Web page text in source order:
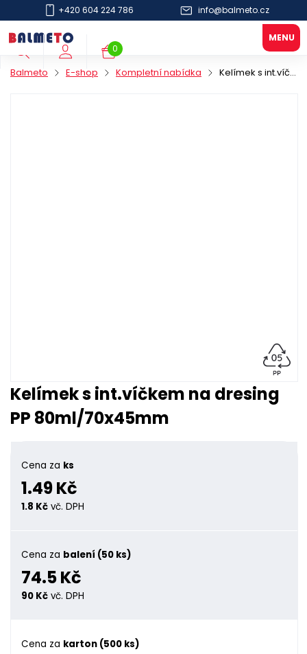
+420 604 224 786 info@balmeto.cz
0
Balmeto E-shop Kompletní nabídka Kelímek s int.víčkem na dresing PP 80ml/70x45mm
Kelímek s int.víčkem na dresing
PP 80ml/70x45mm
Cena za ks
1.49 Kč
1.8 Kč vč. DPH
Cena za balení (50 ks)
74.5 Kč
90 Kč vč. DPH
Cena za karton (500 ks)